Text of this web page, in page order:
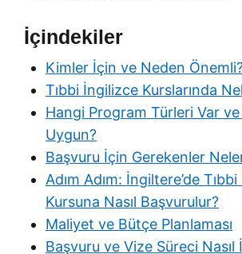
İçindekiler
Kimler İçin ve Neden
Tıbbi İngilizce Kurslarında
Hangi Program Türleri Var
Uygun?
Başvuru İçin Gerekenler
Adım Adım: İngiltere’de
Kursuna Nasıl Başvurulur?
Maliyet ve Bütçe Planlaması
Başvuru ve Vize Süreci Nasıl